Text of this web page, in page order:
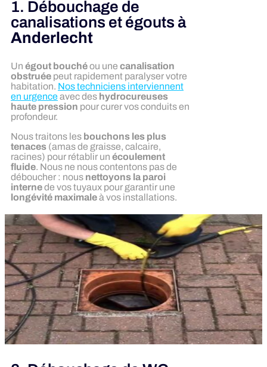
1. Débouchage de
canalisations et égouts à
Anderlecht
Un égout bouchéou une canalisation
obstruée peut rapidement paralyser votre
habitation. Nos techniciens interviennent
en urgenceavec des hydrocureuses
haute pression pour curer vos conduits en
profondeur.
Nous traitons les bouchons les plus
tenaces (amas de graisse, calcaire,
racines) pour rétablir un écoulement
fluide. Nous ne nous contentons pas de
déboucher : nous nettoyons la paroi
internede vos tuyaux pour garantir une
longévité maximaleà vos installations.